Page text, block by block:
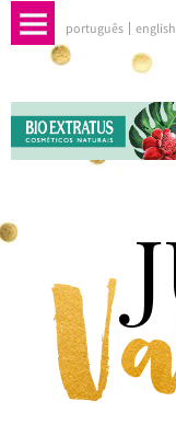
português english